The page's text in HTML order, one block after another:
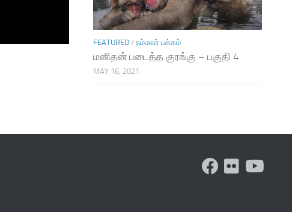
FEATURED/ நம்மவர் பக்கம்
மனிதன் படைத்த குரங்கு – பகுதி 4
MAY 16, 2021